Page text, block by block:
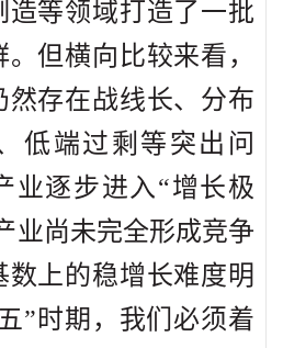
造等领域打造了一批
但横向比较来看，
然存在战线长、分布
低端过剩等突出问
业逐步进入“增长极
业尚未完全形成竞争
数上的稳增长难度明
”时期，我们必须着